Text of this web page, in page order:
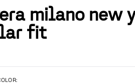
milano new
fit